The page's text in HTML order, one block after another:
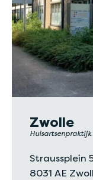
Zwolle
Straussplein
8031 AE